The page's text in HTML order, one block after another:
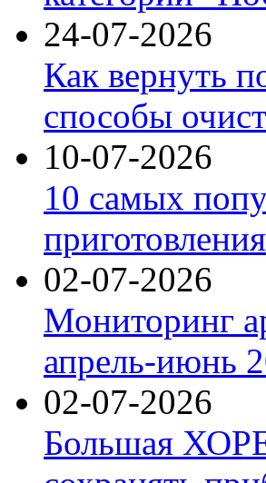
24-07-2026
Как вернуть
способы
10-07-2026
10 самых
02-07-2026
Мониторинг
апрель-июнь
02-07-2026
Большая